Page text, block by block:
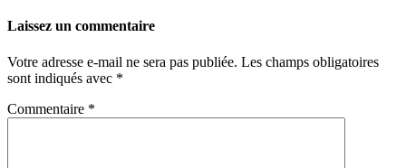
Laissez un commentaire
Votre adresse e-mail ne sera pas publiée. Les champs obligatoires
sont indiqués avec *
Commentaire *